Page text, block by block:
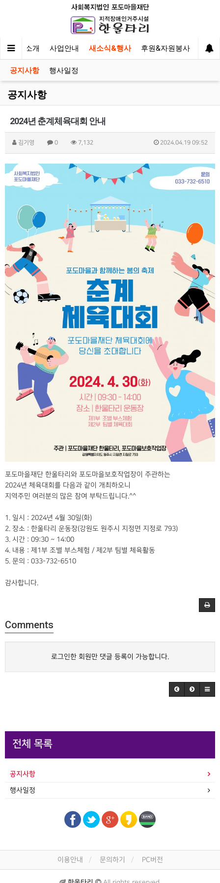
타리 소개 사업안내 새소식&행사 후원&자원봉사 이야
공지사항 행사일정
공지사항
2024년 춘계체육대회 안내
김기영 0 7,132 2024.04.19 09:52
포도마을재단 한울타리와 포도마을보호작업장이 주관하는
2024년 체육대회를 다음과 같이 개최하오니
지역주민 여러분의 많은 참여 부탁드립니다.^^
1. 일시 : 2024년 4월 30일(화)
2. 장소 : 한울타리 운동장(강원도 원주시 지정면 지정로 793)
3. 시간 : 09:30 ~ 14:00
4. 내용 : 제1부 조별 부스체험 / 제2부 팀별 체육활동
5. 문의 : 033-732-6510
감사합니다.
Comments
로그인한 회원만 댓글 등록이 가능합니다.
전체 목록
공지사항
행사일정
이용안내 문의하기 PC버전